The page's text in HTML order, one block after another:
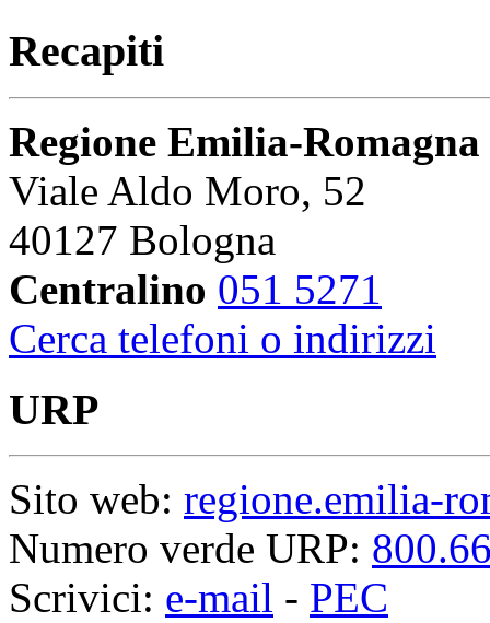
Recapiti
Regione Emilia-Romagna
Viale Aldo Moro, 52
40127 Bologna
Centralino 051 5271
Cerca telefoni o indirizzi
URP
Sito web: regione.emilia-
Numero verde URP:
Scrivici: e-mail - PEC